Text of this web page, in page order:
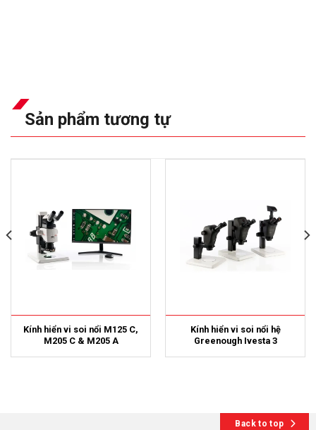
Sản phẩm tương tự
Kính hiển vi soi nổi M125 C,
M205 C & M205 A
Kính hiển vi soi nổi hệ
Greenough Ivesta 3
Back to top